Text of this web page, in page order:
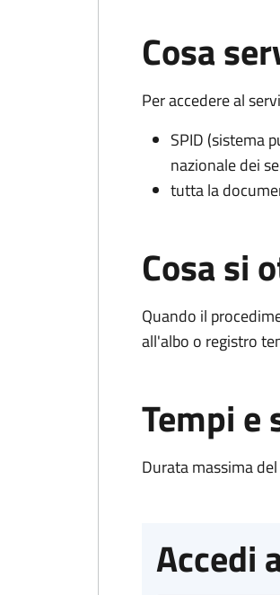
Cosa
Per accedere al
SPID (sistema
nazionale dei
tutta la
Cosa si
Quando il
all'albo o registro
Tempi e
Durata massima
Accedi